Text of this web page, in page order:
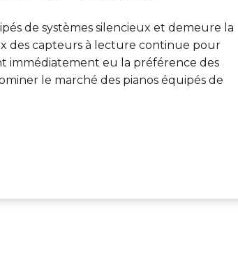
de systèmes silencieux et demeure la
des capteurs à lecture continue pour
immédiatement eu la préférence des
le marché des pianos équipés de